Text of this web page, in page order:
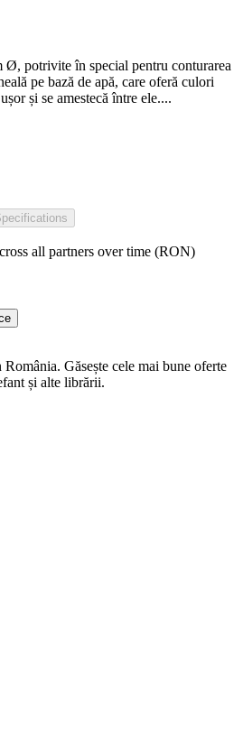
potrivite în special pentru conturarea
pe bază de apă, care oferă culori
și se amestecă între ele....
all partners over time (RON)
Găsește cele mai bune oferte
și alte librării.